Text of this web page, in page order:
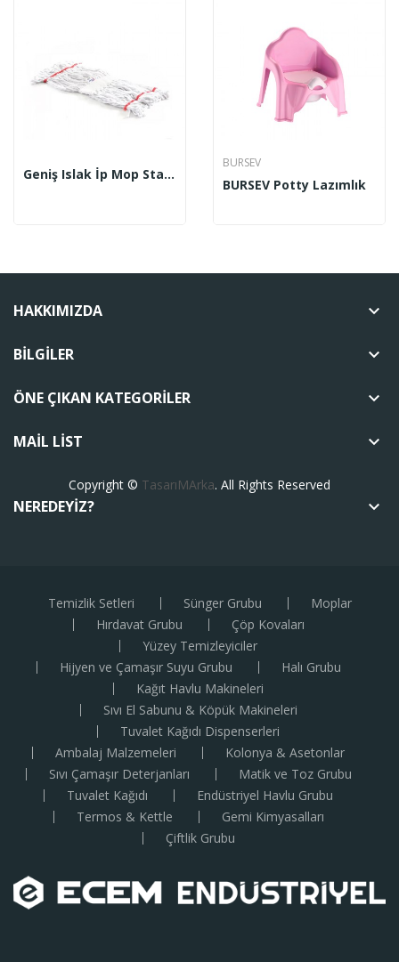
Geniş Islak İp Mop Standart Lüx Beyaz
BURSEV
BURSEV Potty Lazımlık
HAKKIMIZDA keyboard_arrow_down
BILGILER keyboard_arrow_down
ÖNE ÇIKAN KATEGORILER keyboard_arrow_down
MAIL LIST keyboard_arrow_down
Copyright © TasarıMArka. All Rights Reserved
NEREDEYIZ? keyboard_arrow_down
Temizlik Setleri Sünger Grubu
Moplar
Hırdavat Grubu
Çöp Kovaları
Yüzey Temizleyiciler
Hijyen ve Çamaşır Suyu Grubu
Halı Grubu
Kağıt Havlu Makineleri
Sıvı El Sabunu & Köpük Makineleri
Tuvalet Kağıdı Dispenserleri
Ambalaj Malzemeleri
Kolonya & Asetonlar
Sıvı Çamaşır Deterjanları
Matik ve Toz Grubu
Tuvalet Kağıdı
Endüstriyel Havlu Grubu
Termos & Kettle
Gemi Kimyasalları
Çiftlik Grubu